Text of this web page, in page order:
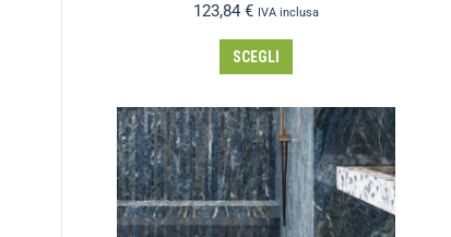
123,84 € IVA inclusa
SCEGLI